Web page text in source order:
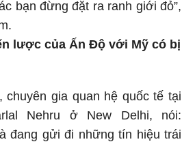
bạn đừng đặt ra ranh giới đỏ”,
lược của Ấn Độ với Mỹ có bị
chuyên gia quan hệ quốc tế tại
Nehru ở New Delhi, nói:
đang gửi đi những tín hiệu trái